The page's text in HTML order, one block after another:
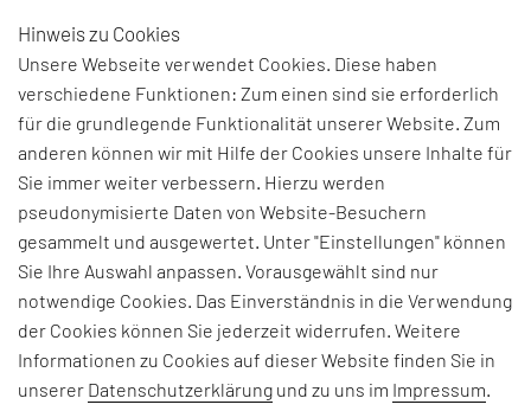
BEGRIFFSERKLÄRUNG:
Bezeichnet in der Industrie den organisatorischen
Teilbereich eines Unternehmens, welcher dessen
Entwicklungsaufgaben zusammenfasst und
verantwortet. Die Bereiche der
Entwicklungsorganisation können u.a. nach den zu
Hinweis zu Cookies
Unsere Webseite verwendet Cookies. Diese haben
verschiedene Funktionen: Zum einen sind sie erforderlich
für die grundlegende Funktionalität unserer Website. Zum
anderen können wir mit Hilfe der Cookies unsere Inhalte für
Sie immer weiter verbessern. Hierzu werden
pseudonymisierte Daten von Website-Besuchern
gesammelt und ausgewertet. Unter "Einstellungen" können
Sie Ihre Auswahl anpassen. Vorausgewählt sind nur
notwendige Cookies. Das Einverständnis in die Verwendung
der Cookies können Sie jederzeit widerrufen. Weitere
Informationen zu Cookies auf dieser Website finden Sie in
unserer Datenschutzerklärung und zu uns im Impressum.